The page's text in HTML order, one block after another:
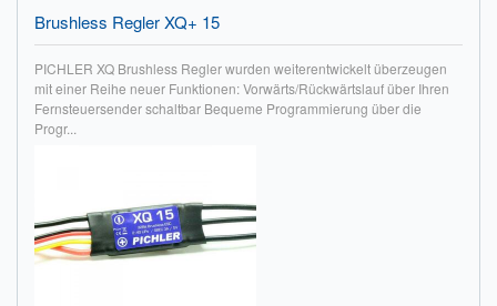
Impressum
FAQ
Unsere Philosophie
KONTAKT
Brushless Regler XQ+ 15
PICHLER XQ Brushless Regler wurden weiterentwickelt überzeugen
mit einer Reihe neuer Funktionen: Vorwärts/Rückwärtslauf über Ihren
Fernsteuersender schaltbar Bequeme Programmierung über die
Progr...